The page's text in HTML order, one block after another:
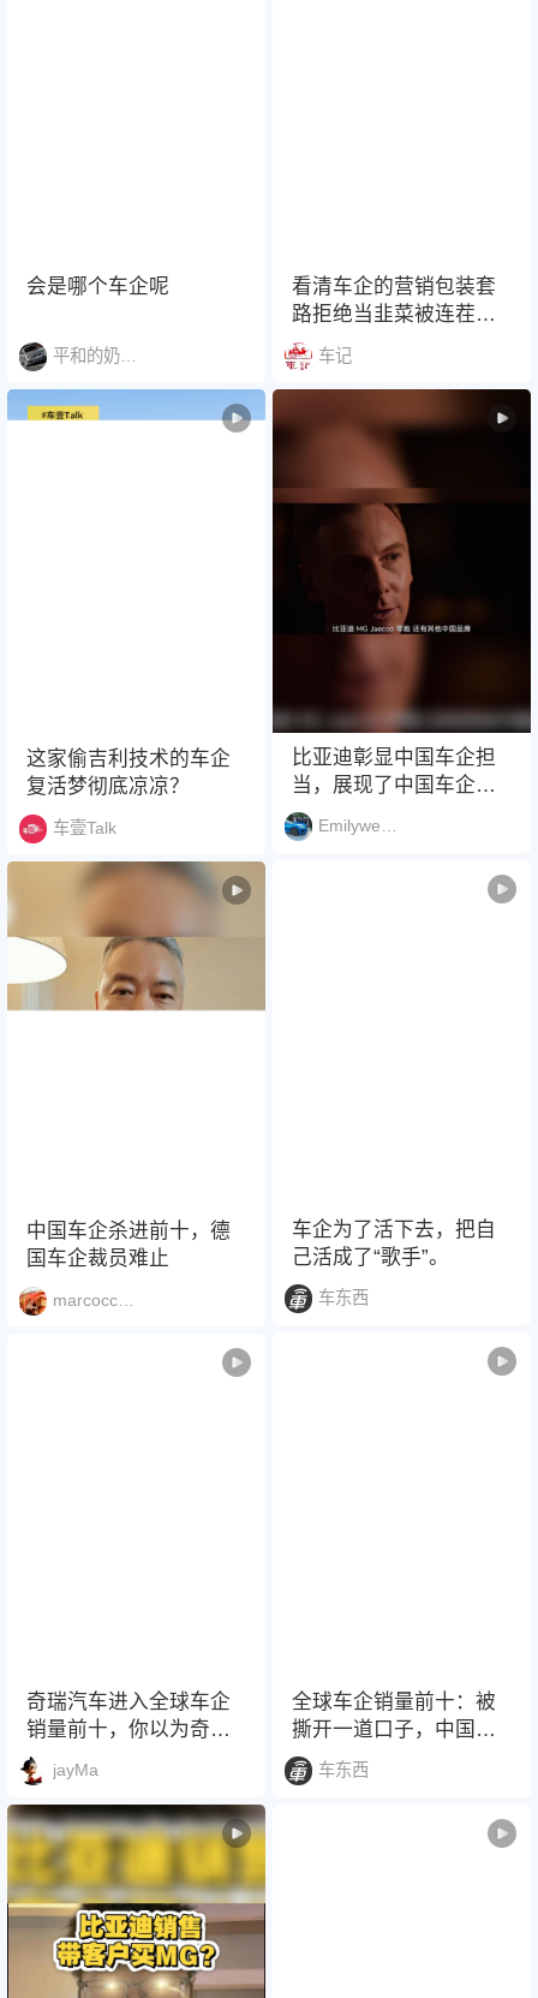
会是哪个车企呢
这家偷吉利技术的车企
复活梦彻底凉凉？
车壹Talk
中国车企杀进前十，德
国车企裁员难止
奇瑞汽车进入全球车企
销量前十，你以为奇瑞
只会造车？
jayMa
看清车企的营销包装套
路拒绝当韭菜被连茬割
#车企营销套路 #拒绝当
韭菜 #汽油标号
车记
比亚迪彰显中国车企担
当，展现了中国车企出
海格局
Emilywenhao
车企为了活下去，把自
己活成了“歌手”。
车东西
全球车企销量前十：被
撕开一道口子，中国车
企独占三家。
车东西